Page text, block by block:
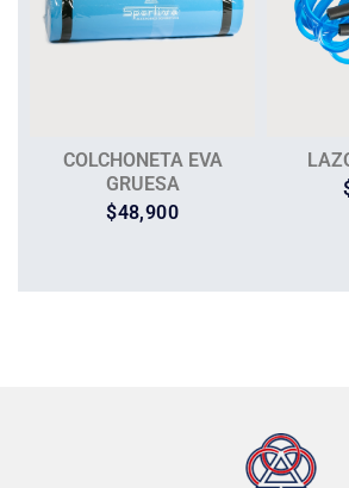
COLCHONETA EVA
GRUESA
$48,900